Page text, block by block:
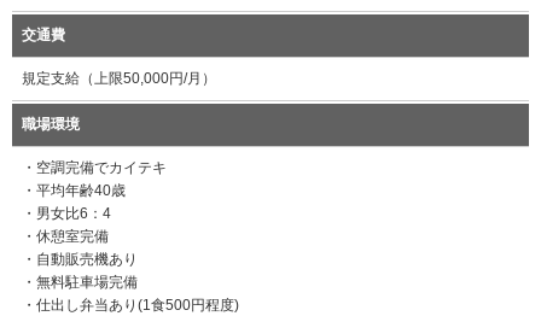
交通費
規定支給（上限50,000円/月）
職場環境
・空調完備でカイテキ
・平均年齢40歳
・男女比6：4
・休憩室完備
・自動販売機あり
・無料駐車場完備
・仕出し弁当あり(1食500円程度)